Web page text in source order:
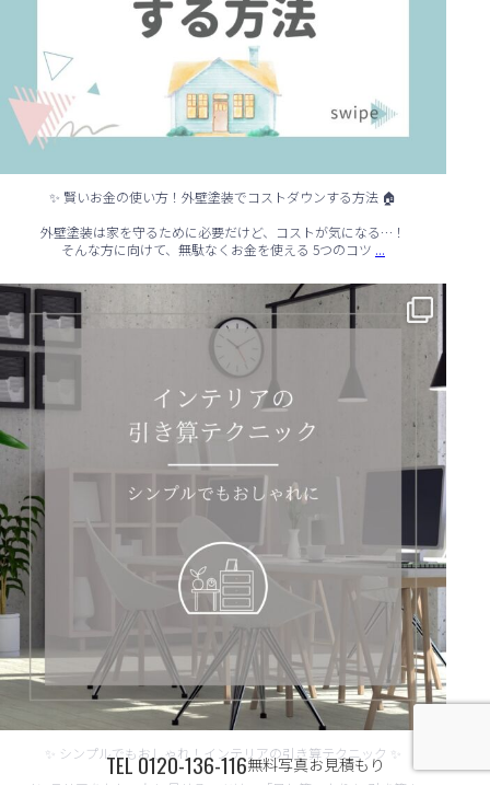
✨ 賢いお金の使い方！外壁塗装でコストダウンする方法 🏠
外壁塗装は家を守るために必要だけど、コストが気になる…！
そんな方に向けて、無駄なくお金を使える 5つのコツ ...
✨ シンプルでもおしゃれ！インテリアの引き算テクニック ✨
...
✨ シンプルでもおしゃれ！インテリアの引き算テクニック ✨
TEL0120-136-116無料写真お見積もり